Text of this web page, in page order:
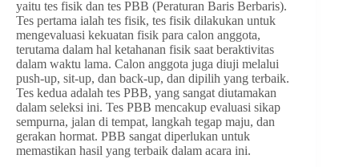
yaitu tes fisik dan tes PBB (Peraturan Baris Berbaris).
Tes pertama ialah tes fisik, tes fisik dilakukan untuk
mengevaluasi kekuatan fisik para calon anggota,
terutama dalam hal ketahanan fisik saat beraktivitas
dalam waktu lama. Calon anggota juga diuji melalui
push-up, sit-up, dan back-up, dan dipilih yang terbaik.
Tes kedua adalah tes PBB, yang sangat diutamakan
dalam seleksi ini. Tes PBB mencakup evaluasi sikap
sempurna, jalan di tempat, langkah tegap maju, dan
gerakan hormat. PBB sangat diperlukan untuk
memastikan hasil yang terbaik dalam acara ini.